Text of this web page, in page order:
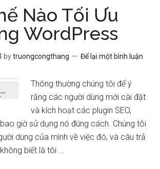
Nào Tối Ưu
WordPress
bytruongcongthang Để lại một bình luận
Thông thường chúng tôi để ý
rằng các người dùng mới cài đặt
và kích hoạt các plugin SEO,
giờ sử dụng nó đúng cách. Chúng tôi
dùng của mình về việc đó, và câu trả
biết là tôi …